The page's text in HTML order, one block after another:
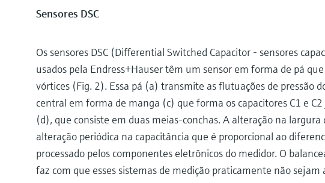
Sensores DSC
Os sensores DSC (Differential Switched Capacitor - sensores
usados pela Endress+Hauser têm um sensor em forma de pá
vórtices (Fig. 2). Essa pá (a) transmite as flutuações de pressão
central em forma de manga (c) que forma os capacitores C1 e
(d), que consiste em duas meias-conchas. A alteração na
alteração periódica na capacitância que é proporcional ao
processado pelos componentes eletrônicos do medidor. O
faz com que esses sistemas de medição praticamente não sejam